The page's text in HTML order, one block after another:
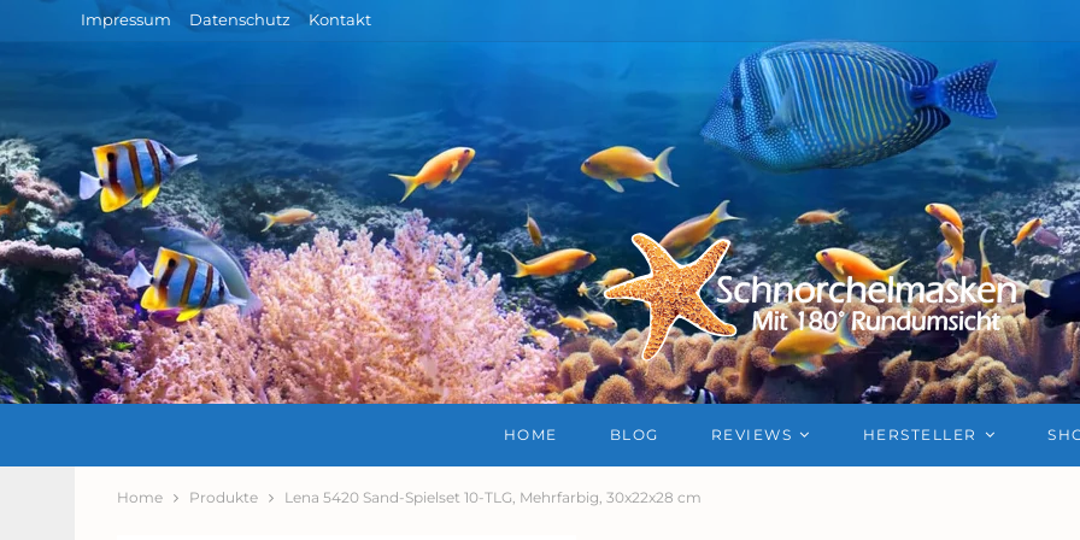
Impressum Datenschutz Kontakt
HOME BLOG REVIEWS HERSTELLER
Home Produkte Lena 5420 Sand-Spielset 10-TLG, Mehrfarbig, 30x22x28 cm